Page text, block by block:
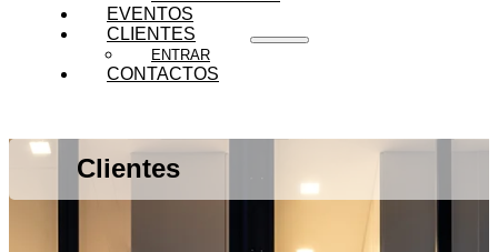
EVENTOS
CLIENTES
ENTRAR
CONTACTOS
Clientes